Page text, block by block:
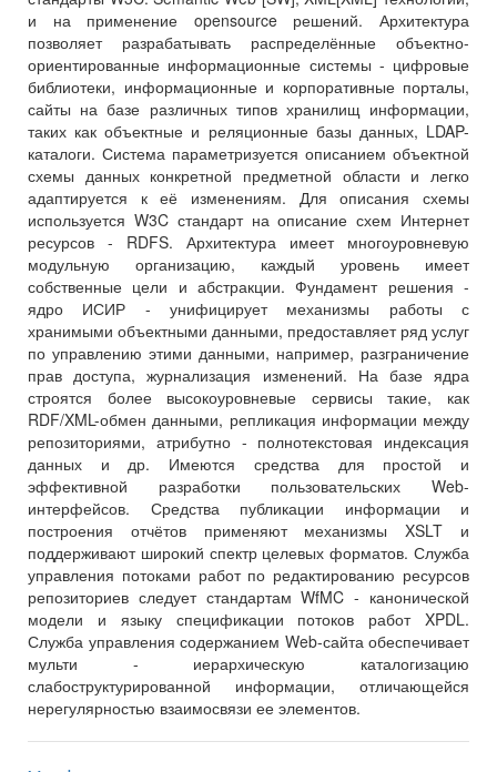
и на применение opensource решений. Архитектура
позволяет разрабатывать распределённые объектно-
ориентированные информационные системы - цифровые
библиотеки, информационные и корпоративные порталы,
сайты на базе различных типов хранилищ информации,
таких как объектные и реляционные базы данных, LDAP-
каталоги. Система параметризуется описанием объектной
схемы данных конкретной предметной области и легко
адаптируется к её изменениям. Для описания схемы
используется W3C стандарт на описание схем Интернет
ресурсов - RDFS. Архитектура имеет многоуровневую
модульную организацию, каждый уровень имеет
собственные цели и абстракции. Фундамент решения -
ядро ИСИР - унифицирует механизмы работы с
хранимыми объектными данными, предоставляет ряд услуг
по управлению этими данными, например, разграничение
прав доступа, журнализация изменений. На базе ядра
строятся более высокоуровневые сервисы такие, как
RDF/XML-обмен данными, репликация информации между
репозиториями, атрибутно - полнотекстовая индексация
данных и др. Имеются средства для простой и
эффективной разработки пользовательских Web-
интерфейсов. Средства публикации информации и
построения отчётов применяют механизмы XSLT и
поддерживают широкий спектр целевых форматов. Служба
управления потоками работ по редактированию ресурсов
репозиториев следует стандартам WfMC - канонической
модели и языку спецификации потоков работ XPDL.
Служба управления содержанием Web-сайта обеспечивает
мульти - иерархическую каталогизацию
слабоструктурированной информации, отличающейся
нерегулярностью взаимосвязи ее элементов.